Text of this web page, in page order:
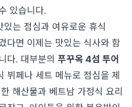
있습니다.
는 점심과 여유로운 휴식
다면 이제는 맛있는 식사와 함
다. 대부분의 푸꾸옥 4섬 투어
뷔페나 세트 메뉴로 점심을 제
해산물과 베트남 가정식 요리